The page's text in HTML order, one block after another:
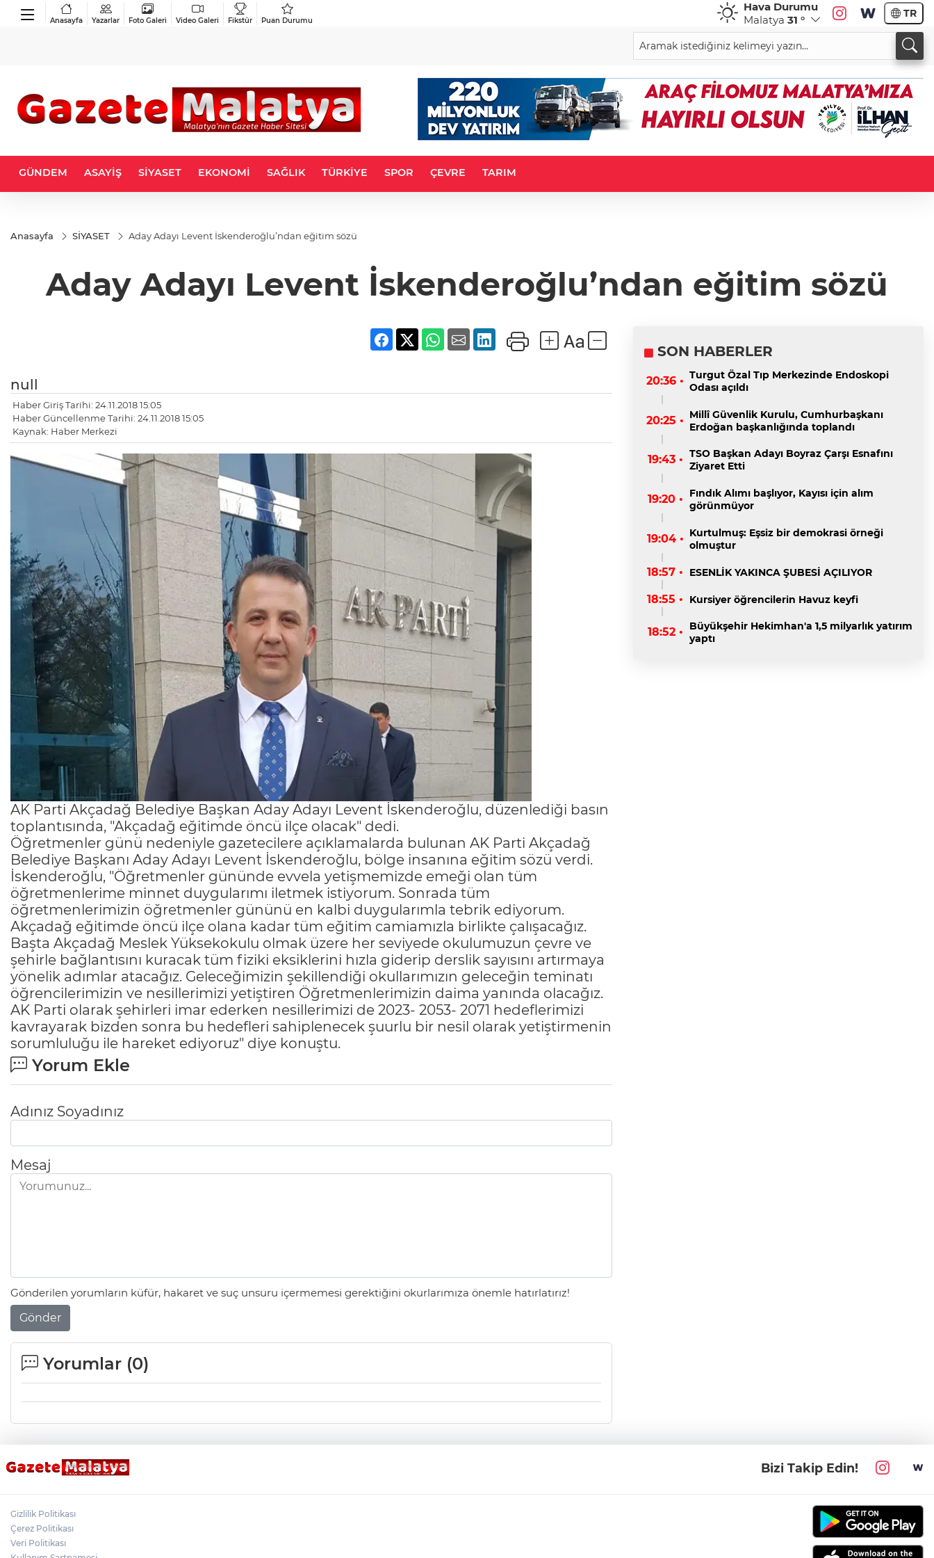
Anasayfa Yazarlar Foto Galeri Video Galeri Fikstür Puan Durumu
Hava Durumu
Malatya 31 ° TR
GÜNDEM ASAYİŞ SİYASET EKONOMİ SAĞLIK TÜRKİYE SPOR ÇEVRE TARIM
Anasayfa SİYASET Aday Adayı Levent İskenderoğlu’ndan eğitim sözü
Aday Adayı Levent İskenderoğlu’ndan eğitim sözü
null
Haber Giriş Tarihi: 24.11.2018 15:05
Haber Güncellenme Tarihi: 24.11.2018 15:05
Kaynak: Haber Merkezi
AK Parti Akçadağ Belediye Başkan Aday Adayı Levent İskenderoğlu, düzenlediği basın
toplantısında, "Akçadağ eğitimde öncü ilçe olacak" dedi.
Öğretmenler günü nedeniyle gazetecilere açıklamalarda bulunan AK Parti Akçadağ
Belediye Başkanı Aday Adayı Levent İskenderoğlu, bölge insanına eğitim sözü verdi.
İskenderoğlu, "Öğretmenler gününde evvela yetişmemizde emeği olan tüm
öğretmenlerime minnet duygularımı iletmek istiyorum. Sonrada tüm
öğretmenlerimizin öğretmenler gününü en kalbi duygularımla tebrik ediyorum.
Akçadağ eğitimde öncü ilçe olana kadar tüm eğitim camiamızla birlikte çalışacağız.
Başta Akçadağ Meslek Yüksekokulu olmak üzere her seviyede okulumuzun çevre ve
şehirle bağlantısını kuracak tüm fiziki eksiklerini hızla giderip derslik sayısını artırmaya
yönelik adımlar atacağız. Geleceğimizin şekillendiği okullarımızın geleceğin teminatı
öğrencilerimizin ve nesillerimizi yetiştiren Öğretmenlerimizin daima yanında olacağız.
AK Parti olarak şehirleri imar ederken nesillerimizi de 2023- 2053- 2071 hedeflerimizi
kavrayarak bizden sonra bu hedefleri sahiplenecek şuurlu bir nesil olarak yetiştirmenin
sorumluluğu ile hareket ediyoruz" diye konuştu.
Yorum Ekle
Adınız Soyadınız
Mesaj
Gönderilen yorumların küfür, hakaret ve suç unsuru içermemesi gerektiğini okurlarımıza önemle hatırlatırız!
Gönder
Yorumlar (0)
SON HABERLER
20:36 • Turgut Özal Tıp Merkezinde Endoskopi
Odası açıldı
20:25 • Millî Güvenlik Kurulu, Cumhurbaşkanı
Erdoğan başkanlığında toplandı
19:43 • TSO Başkan Adayı Boyraz Çarşı Esnafını
Ziyaret Etti
19:20 •
Fındık Alımı başlıyor, Kayısı için alım
görünmüyor
19:04 • Kurtulmuş: Eşsiz bir demokrasi örneği
olmuştur
18:57 • ESENLİK YAKINCA ŞUBESİ AÇILIYOR
18:55 • Kursiyer öğrencilerin Havuz keyfi
18:52 •
Büyükşehir Hekimhan'a 1,5 milyarlık yatırım
yaptı
Bizi Takip Edin!
Gizlilik Politikası
Çerez Politikası
Veri Politikası